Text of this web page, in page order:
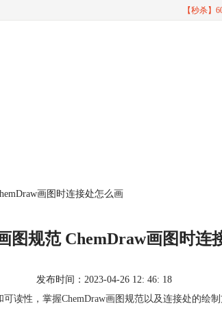
【秒杀】
画图时连接处怎么画
图规范 ChemDraw画图时连
发布时间：2023-04-26 12: 46: 18
读性，掌握ChemDraw画图规范以及连接处的绘